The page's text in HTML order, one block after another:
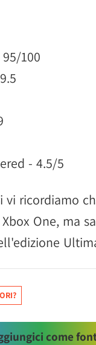
100
- 4.5/5
vi ricordiamo
One, ma
come